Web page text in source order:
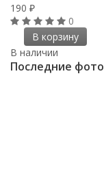
190 ₽
0
В корзину
В наличии
Последние фото